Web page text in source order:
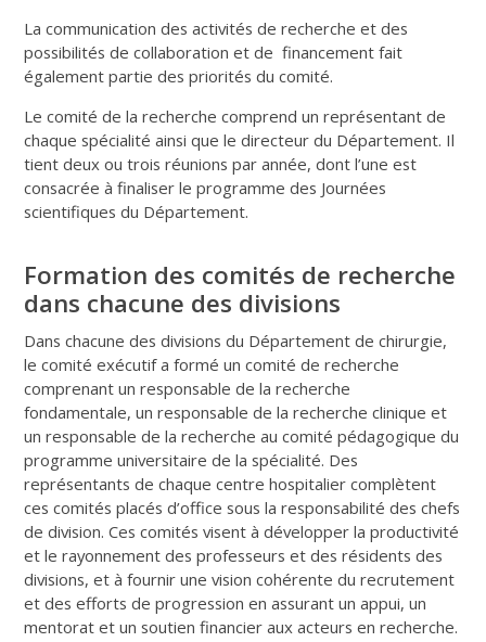
La communication des activités de recherche et des
possibilités de collaboration et de financement fait
également partie des priorités du comité.
Le comité de la recherche comprend un représentant de
chaque spécialité ainsi que le directeur du Département. Il
tient deux ou trois réunions par année, dont l’une est
consacrée à finaliser le programme des Journées
scientifiques du Département.
Formation des comités de recherche
dans chacune des divisions
Dans chacune des divisions du Département de chirurgie,
le comité exécutif a formé un comité de recherche
comprenant un responsable de la recherche
fondamentale, un responsable de la recherche clinique et
un responsable de la recherche au comité pédagogique du
programme universitaire de la spécialité. Des
représentants de chaque centre hospitalier complètent
ces comités placés d’office sous la responsabilité des chefs
de division. Ces comités visent à développer la productivité
et le rayonnement des professeurs et des résidents des
divisions, et à fournir une vision cohérente du recrutement
et des efforts de progression en assurant un appui, un
mentorat et un soutien financier aux acteurs en recherche.